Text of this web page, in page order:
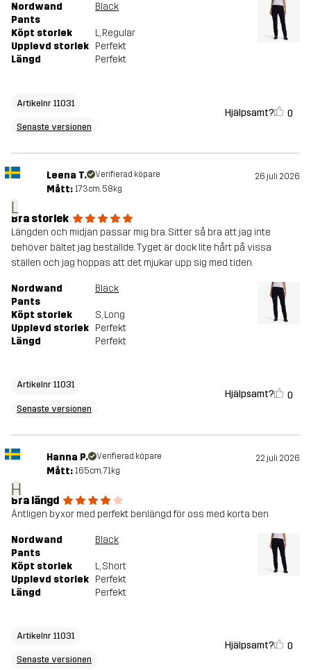
Nordwand
Pants
Black
Köpt storlek L, Regular
Upplevd storlek Perfekt
Längd
Perfekt
Artikelnr 11031
Senaste versionen
Hjälpsamt? 0
L
Leena T. Verifierad köpare 26 juli 2026
Mått: 173cm, 58kg
Bra storlek
Längden och midjan passar mig bra. Sitter så bra att jag inte
behöver bältet jag beställde. Tyget är dock lite hårt på vissa
ställen och jag hoppas att det mjukar upp sig med tiden.
Nordwand
Pants
Black
Köpt storlek S, Long
Upplevd storlek Perfekt
Längd
Perfekt
Artikelnr 11031
Senaste versionen
Hjälpsamt? 0
H
Hanna P. Verifierad köpare 22 juli 2026
Mått: 165cm, 71kg
Bra längd
Äntligen byxor med perfekt benlängd för oss med korta ben
Nordwand
Pants
Black
Köpt storlek L, Short
Upplevd storlek Perfekt
Längd
Perfekt
Artikelnr 11031
Senaste versionen
Hjälpsamt? 0